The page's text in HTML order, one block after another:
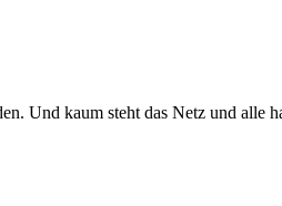
Und kaum steht das Netz und alle